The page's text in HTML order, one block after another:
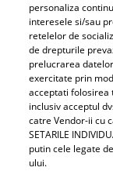
Libertatea
personaliza
interesele si/sau
retelelor de
de drepturile
prelucrarea
exercitate prin
acceptati folosirea
inclusiv acceptul
catre Vendor-ii cu
SETARILE
putin cele legate
ului.